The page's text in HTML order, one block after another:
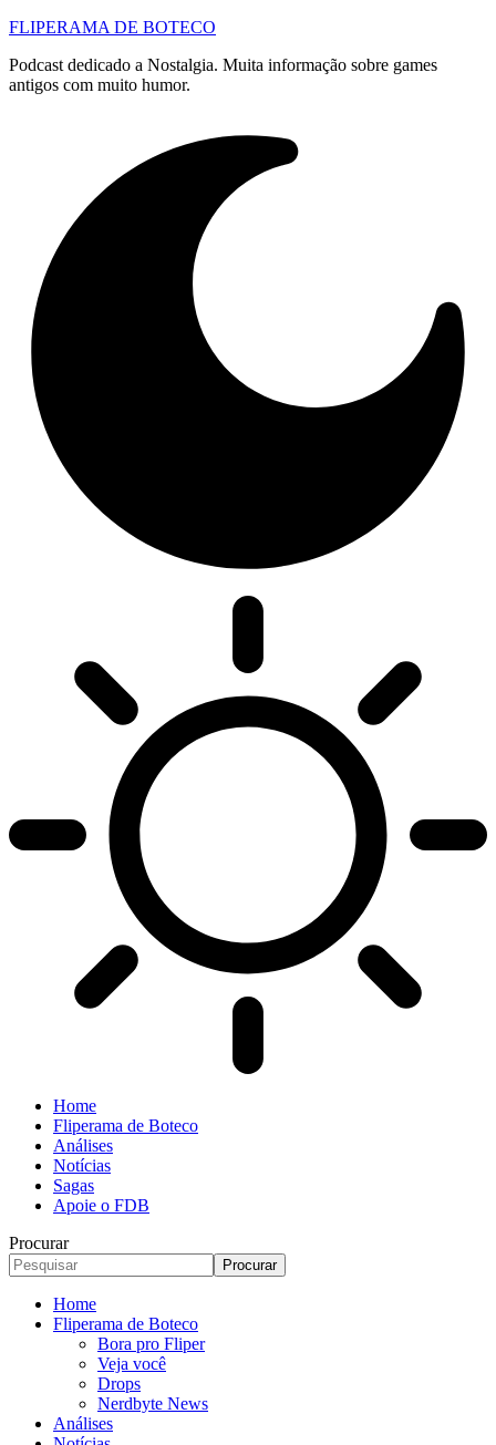
FLIPERAMA DE BOTECO
Podcast dedicado a Nostalgia. Muita informação sobre games
antigos com muito humor.
Home
Fliperama de Boteco
Análises
Notícias
Sagas
Apoie o FDB
Procurar
Home
Fliperama de Boteco
Bora pro Fliper
Veja você
Drops
Nerdbyte News
Análises